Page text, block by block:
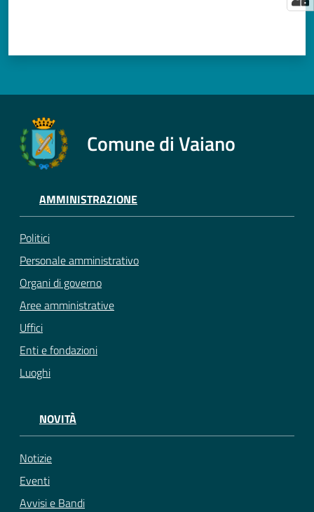
Comune di Vaiano
AMMINISTRAZIONE
Politici
Personale amministrativo
Organi di governo
Aree amministrative
Uffici
Enti e fondazioni
Luoghi
NOVITÀ
Notizie
Eventi
Avvisi e Bandi